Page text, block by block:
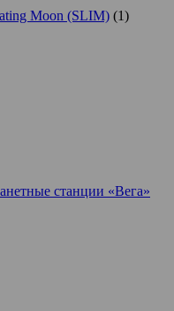
Moon (SLIM) (1)
станции «Вега»